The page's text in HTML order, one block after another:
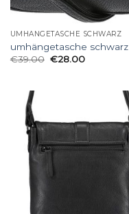
UMHÄNGETASCHE SCHWARZ
umhängetasche schwarz
€39.00 €28.00